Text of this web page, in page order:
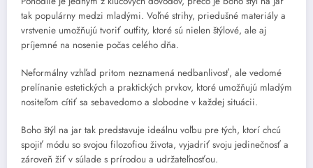
tak populárny medzi mladými. Voľné strihy, priedušné materiály a
vrstvenie umožňujú tvoriť outfity, ktoré sú nielen štýlové, ale aj
príjemné na nosenie počas celého dňa.
Neformálny vzhľad pritom neznamená nedbanlivosť, ale vedomé
prelínanie estetických a praktických prvkov, ktoré umožňujú mladým
nositeľom cítiť sa sebavedomo a slobodne v každej situácii.
Boho štýl na jar tak predstavuje ideálnu voľbu pre tých, ktorí chcú
spojiť módu so svojou filozofiou života, vyjadriť svoju jedinečnosť a
zároveň žiť v súlade s prírodou a udržateľnosťou.